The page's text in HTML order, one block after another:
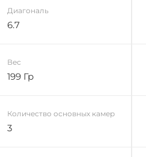
Диагональ
6.7
Вес
199 Гр
Количество основных камер
3